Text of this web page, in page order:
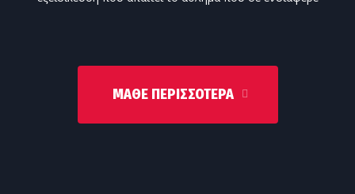
ΜΆΘΕ ΠΕΡΙΣΣΌΤΕΡΑ